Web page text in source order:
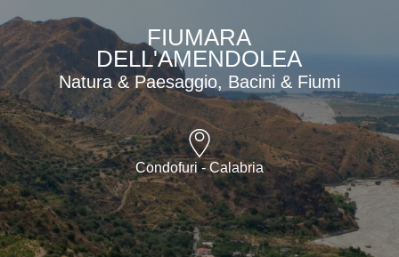
FIUMARA
DELL'AMENDOLEA
Natura & Paesaggio, Bacini & Fiumi
Condofuri - Calabria